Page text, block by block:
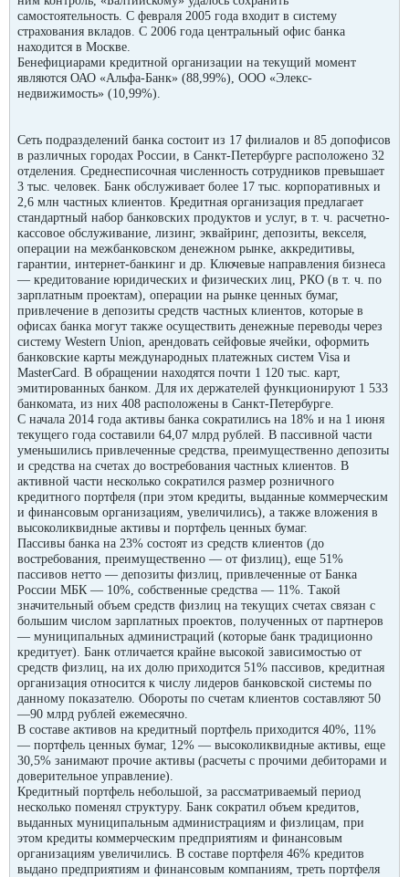
самостоятельность. С февраля 2005 года входит в систему
страхования вкладов. С 2006 года центральный офис банка
находится в Москве.
Бенефициарами кредитной организации на текущий момент
являются ОАО «Альфа-Банк» (88,99%), ООО «Элекс-
недвижимость» (10,99%).
Сеть подразделений банка состоит из 17 филиалов и 85 допофисов
в различных городах России, в Санкт-Петербурге расположено 32
отделения. Среднесписочная численность сотрудников превышает
3 тыс. человек. Банк обслуживает более 17 тыс. корпоративных и
2,6 млн частных клиентов. Кредитная организация предлагает
стандартный набор банковских продуктов и услуг, в т. ч. расчетно-
кассовое обслуживание, лизинг, эквайринг, депозиты, векселя,
операции на межбанковском денежном рынке, аккредитивы,
гарантии, интернет-банкинг и др. Ключевые направления бизнеса
— кредитование юридических и физических лиц, РКО (в т. ч. по
зарплатным проектам), операции на рынке ценных бумаг,
привлечение в депозиты средств частных клиентов, которые в
офисах банка могут также осуществить денежные переводы через
систему Western Union, арендовать сейфовые ячейки, оформить
банковские карты международных платежных систем Visa и
MasterCard. В обращении находятся почти 1 120 тыс. карт,
эмитированных банком. Для их держателей функционируют 1 533
банкомата, из них 408 расположены в Санкт-Петербурге.
C начала 2014 года активы банка сократились на 18% и на 1 июня
текущего года составили 64,07 млрд рублей. В пассивной части
уменьшились привлеченные средства, преимущественно депозиты
и средства на счетах до востребования частных клиентов. В
активной части несколько сократился размер розничного
кредитного портфеля (при этом кредиты, выданные коммерческим
и финансовым организациям, увеличились), а также вложения в
высоколиквидные активы и портфель ценных бумаг.
Пассивы банка на 23% состоят из средств клиентов (до
востребования, преимущественно — от физлиц), еще 51%
пассивов нетто — депозиты физлиц, привлеченные от Банка
России МБК — 10%, собственные средства — 11%. Такой
значительный объем средств физлиц на текущих счетах связан с
большим числом зарплатных проектов, полученных от партнеров
— муниципальных администраций (которые банк традиционно
кредитует). Банк отличается крайне высокой зависимостью от
средств физлиц, на их долю приходится 51% пассивов, кредитная
организация относится к числу лидеров банковской системы по
данному показателю. Обороты по счетам клиентов составляют 50
—90 млрд рублей ежемесячно.
В составе активов на кредитный портфель приходится 40%, 11%
— портфель ценных бумаг, 12% — высоколиквидные активы, еще
30,5% занимают прочие активы (расчеты с прочими дебиторами и
доверительное управление).
Кредитный портфель небольшой, за рассматриваемый период
несколько поменял структуру. Банк сократил объем кредитов,
выданных муниципальным администрациям и физлицам, при
этом кредиты коммерческим предприятиям и финансовым
организациям увеличились. В составе портфеля 46% кредитов
выдано предприятиям и финансовым компаниям, треть портфеля